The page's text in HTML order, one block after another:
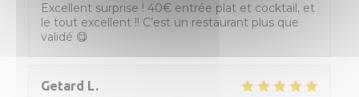
Excellent surprise ! 40€ entrée plat et cocktail, et
le tout excellent !! C’est un restaurant plus que
validé 😋
Getard L